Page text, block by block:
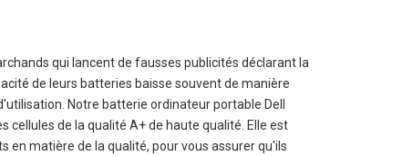
qui lancent de fausses publicités déclarant la
de leurs batteries baisse souvent de manière
Notre batterie ordinateur portable Dell
cellules de la qualité A+ de haute qualité. Elle est
en matière de la qualité, pour vous assurer qu'ils